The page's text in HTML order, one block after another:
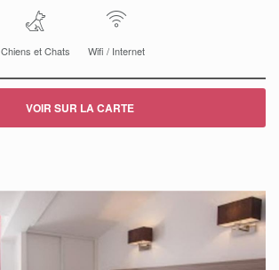
Chiens et Chats Wifi / Internet
VOIR SUR LA CARTE